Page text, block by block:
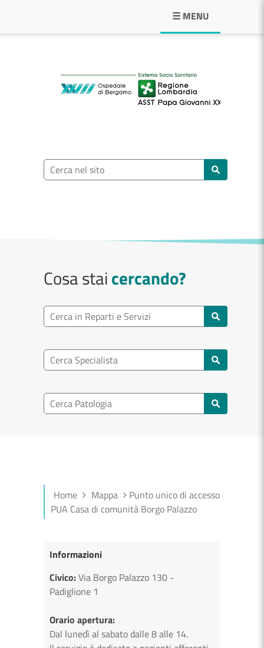
☰ MENU
ASST Papa
Ricerca nel sito
Cosa staicercando?
Ricerca reparto
Ricerca specialisti
Ricerca nel patologia
Home Mappa
Punto unico di accesso
PUA Casa di comunità Borgo Palazzo
Informazioni
Civico:Via Borgo Palazzo 130 -
Padiglione 1
Orario apertura:
Dal lunedì al sabato dalle 8 alle 14.